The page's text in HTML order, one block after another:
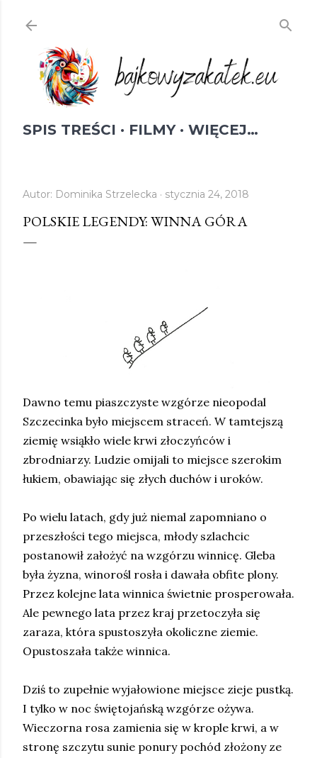
SPIS TREŚCI FILMY WIĘCEJ…
Autor: Dominika Strzelecka stycznia 24, 2018
POLSKIE LEGENDY: WINNA GÓRA
Dawno temu piaszczyste wzgórze nieopodal
Szczecinka było miejscem straceń. W tamtejszą
ziemię wsiąkło wiele krwi złoczyńców i
zbrodniarzy. Ludzie omijali to miejsce szerokim
łukiem, obawiając się złych duchów i uroków.
Po wielu latach, gdy już niemal zapomniano o
przeszłości tego miejsca, młody szlachcic
postanowił założyć na wzgórzu winnicę. Gleba
była żyzna, winorośl rosła i dawała obfite plony.
Przez kolejne lata winnica świetnie prosperowała.
Ale pewnego lata przez kraj przetoczyła się
zaraza, która spustoszyła okoliczne ziemie.
Opustoszała także winnica.
Dziś to zupełnie wyjałowione miejsce zieje pustką.
I tylko w noc świętojańską wzgórze ożywa.
Wieczorna rosa zamienia się w krople krwi, a w
stronę szczytu sunie ponury pochód złożony ze